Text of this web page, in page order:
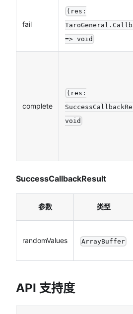
fail
(res:
=> void
complete
(res:
void
SuccessCallbackResult
参数 类型
randomValues ArrayBuffer
API 支持度